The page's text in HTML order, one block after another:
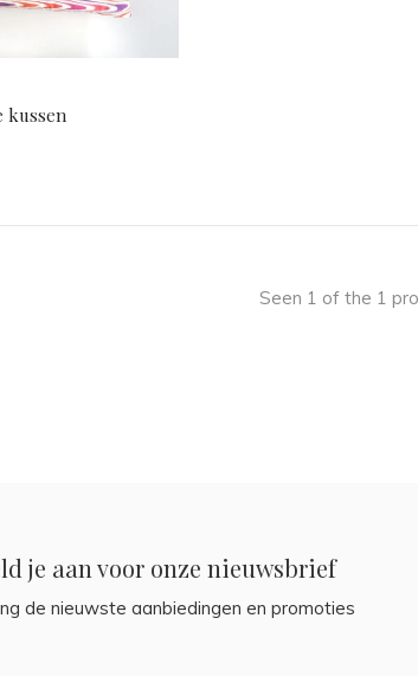
kussen
Seen 1 of the 1
je aan voor onze nieuwsbrief
de nieuwste aanbiedingen en promoties